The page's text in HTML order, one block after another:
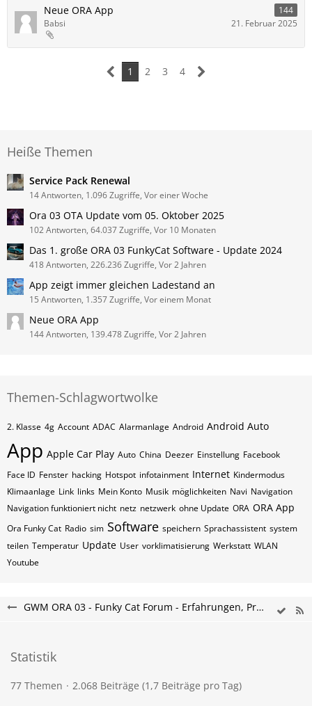
Neue ORA App
144
Babsi
21. Februar 2025
1 2 3 4
Heiße Themen
Service Pack Renewal
14 Antworten, 1.096 Zugriffe, Vor einer Woche
Ora 03 OTA Update vom 05. Oktober 2025
102 Antworten, 64.037 Zugriffe, Vor 10 Monaten
Das 1. große ORA 03 FunkyCat Software - Update 2024
418 Antworten, 226.236 Zugriffe, Vor 2 Jahren
App zeigt immer gleichen Ladestand an
15 Antworten, 1.357 Zugriffe, Vor einem Monat
Neue ORA App
144 Antworten, 139.478 Zugriffe, Vor 2 Jahren
Themen-Schlagwortwolke
2. Klasse 4g Account ADAC Alarmanlage Android Android Auto
App Apple Car Play Auto China Deezer Einstellung Facebook
Face ID Fenster hacking Hotspot infotainment Internet Kindermodus
Klimaanlage Link links Mein Konto Musik möglichkeiten Navi Navigation
Navigation funktioniert nicht netz netzwerk ohne Update ORA ORA App
Ora Funky Cat Radio sim Software speichern Sprachassistent system
teilen Temperatur Update User vorklimatisierung Werkstatt WLAN
Youtube
GWM ORA 03 - Funky Cat Forum - Erfahrungen, Probleme & Kaufberatung
Statistik
77 Themen 2.068 Beiträge (1,7 Beiträge pro Tag)